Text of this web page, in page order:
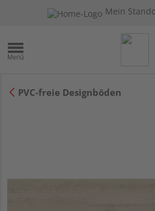
Mein
PVC-freie Designböden